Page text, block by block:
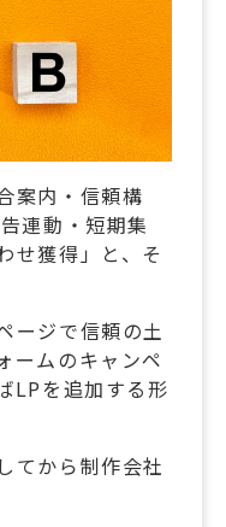
案内・信頼構
連動・短期集
せ獲得」と、そ
ージで信頼の土
ームのキャンペ
LPを追加する形
てから制作会社